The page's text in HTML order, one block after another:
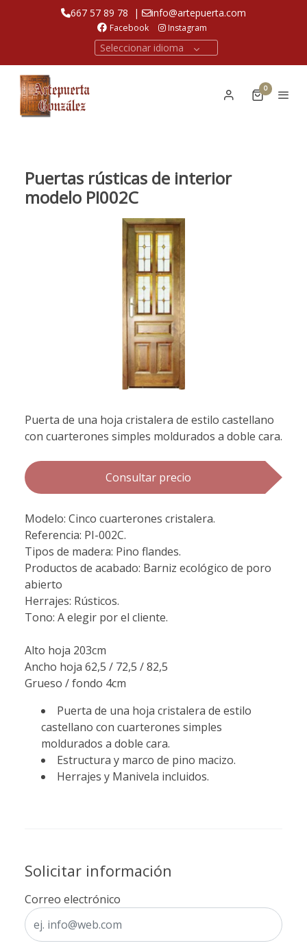
667 57 89 78 | info@artepuerta.com
Facebook Instagram
Seleccionar idioma
0
Puertas rústicas de interior
modelo PI002C
Puerta de una hoja cristalera de estilo castellano
con cuarterones simples moldurados a doble cara.
Consultar precio
Modelo: Cinco cuarterones cristalera.
Referencia: PI-002C.
Tipos de madera: Pino flandes.
Productos de acabado: Barniz ecológico de poro
abierto
Herrajes: Rústicos.
Tono: A elegir por el cliente.
Alto hoja 203cm
Ancho hoja 62,5 / 72,5 / 82,5
Grueso / fondo 4cm
Puerta de una hoja cristalera de estilo
castellano con cuarterones simples
moldurados a doble cara.
Estructura y marco de pino macizo.
Herrajes y Manivela incluidos.
Solicitar información
Correo electrónico